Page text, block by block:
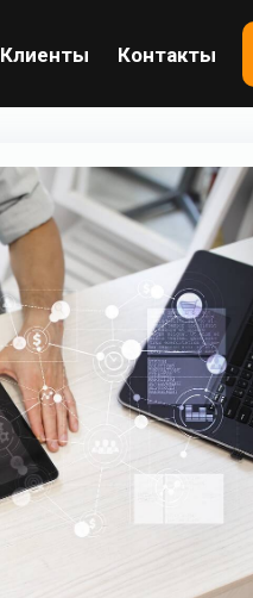
Клиенты Контакты